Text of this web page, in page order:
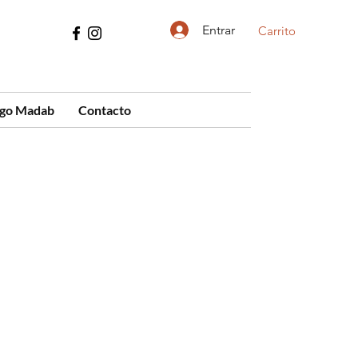
Entrar Carrito
Madab Contacto